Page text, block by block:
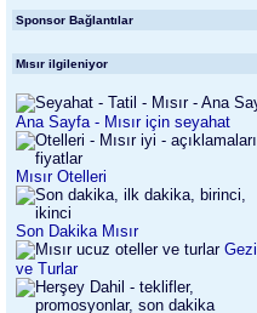
Sponsor Bağlantılar
Mısır ilgileniyor
Ana Sayfa - Mısır için seyahat
Mısır Otelleri
Son Dakika Mısır
Gezi
ve Turlar